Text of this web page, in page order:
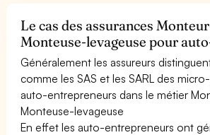
Le cas des assurances
Monteuse-levageuse pour
Généralement les assureurs
comme les SAS et les SARL des
auto-entrepreneurs dans le métier
Monteuse-levageuse
En effet les auto-entrepreneurs ont